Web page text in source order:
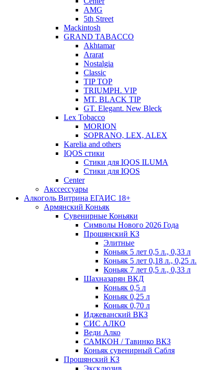
AMG
5th Street
Mackintosh
GRAND TABACCO
Akhtamar
Ararat
Nostalgia
Classic
TIP TOP
TRIUMPH. VIP
MT. BLACK TIP
GT. Elegant. New Bleck
Lex Tobacco
MORION
SOPRANO, LEX, ALEX
Karelia and others
IQOS стики
Стики для IQOS ILUMA
Стики для IQOS
Сenter
Акссессуары
Алкоголь Витрина ЕГАИС 18+
Армянский Коньяк
Сувенирные Коньяки
Символы Нового 2026 Года
Прошянский КЗ
Элитные
Коньяк 5 лет 0,5 л., 0,33 л
Коньяк 5 лет 0,18 л., 0,25 л.
Коньяк 7 лет 0,5 л., 0,33 л
Шахназарян ВКД
Коньяк 0,5 л
Коньяк 0,25 л
Коньяк 0,70 л
Иджеванский ВКЗ
СИС АЛКО
Веди Алко
САМКОН / Тавинко ВКЗ
Коньяк сувенирный Сабля
Прошянский КЗ
Эксклюзив